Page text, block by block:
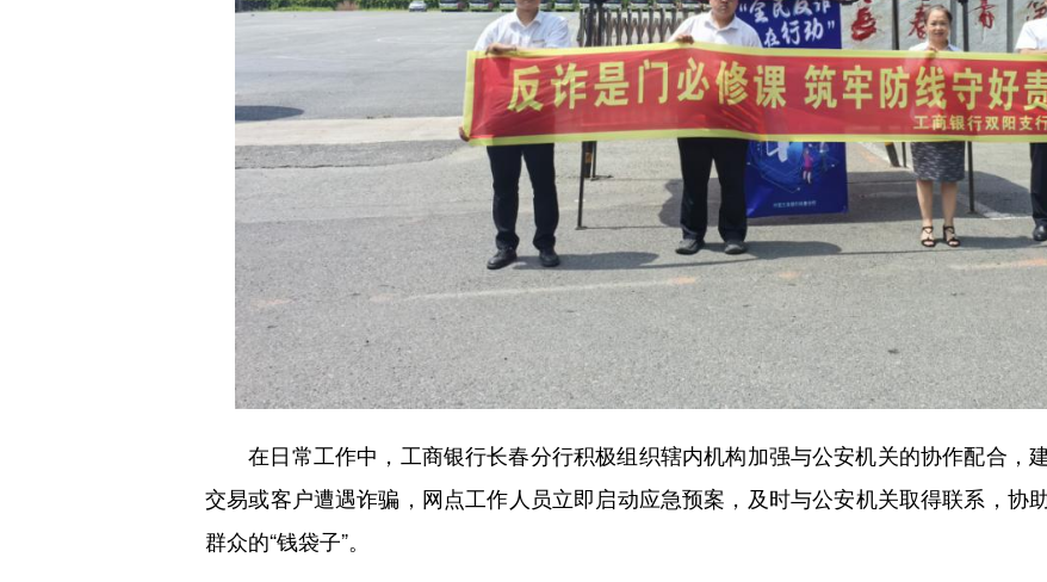
在日常工作中，工商银行长春分行积极组织辖内机构加强与公安机关的协作配合，
交易或客户遭遇诈骗，网点工作人员立即启动应急预案，及时与公安机关取得联系，协
群众的“钱袋子”。